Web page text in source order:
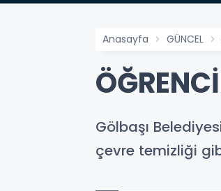
Anasayfa GÜNCEL
Gölbaşı
çevre temizliği